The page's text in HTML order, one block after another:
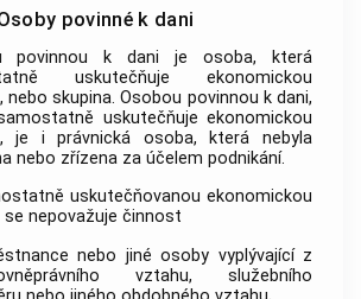
povinné k dani
povinnou k dani je osoba, která
uskutečňuje ekonomickou
nebo skupina. Osobou povinnou k dani,
uskutečňuje ekonomickou
je i právnická osoba, která nebyla
nebo zřízena za účelem podnikání.
uskutečňovanou ekonomickou
nepovažuje činnost
nebo jiné osoby vyplývající z
vztahu, služebního